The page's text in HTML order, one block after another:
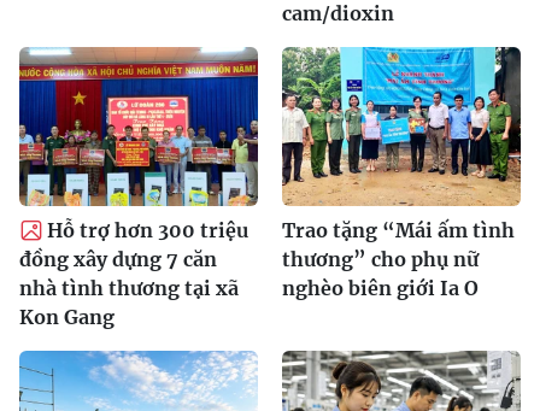
cam/dioxin
Hỗ trợ hơn 300 triệu
đồng xây dựng 7 căn
nhà tình thương tại xã
Kon Gang
Trao tặng “Mái ấm tình
thương” cho phụ nữ
nghèo biên giới Ia O